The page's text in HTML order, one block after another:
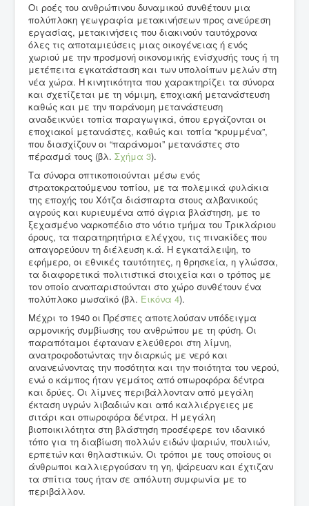
Οι ροές του ανθρώπινου δυναμικού συνθέτουν μια
πολύπλοκη γεωγραφία μετακινήσεων προς ανεύρεση
εργασίας, μετακινήσεις που διακινούν ταυτόχρονα
όλες τις αποταμιεύσεις μιας οικογένειας ή ενός
χωριού με την προσμονή οικονομικής ενίσχυσής τους ή τη
μετέπειτα εγκατάσταση και των υπολοίπων μελών στη
νέα χώρα. Η κινητικότητα που χαρακτηρίζει τα σύνορα
και σχετίζεται με τη νόμιμη, εποχιακή μετανάστευση
καθώς και με την παράνομη μετανάστευση
αναδεικνύει τοπία παραγωγικά, όπου εργάζονται οι
εποχιακοί μετανάστες, καθώς και τοπία “κρυμμένα”,
που διασχίζουν οι “παράνομοι” μετανάστες στο
πέρασμά τους (βλ. Σχήμα 3).
Τα σύνορα οπτικοποιούνται μέσω ενός
στρατοκρατούμενου τοπίου, με τα πολεμικά φυλάκια
της εποχής του Χότζα διάσπαρτα στους αλβανικούς
αγρούς και κυριευμένα από άγρια βλάστηση, με το
ξεχασμένο ναρκοπέδιο στο νότιο τμήμα του Τρικλάριου
όρους, τα παρατηρητήρια ελέγχου, τις πινακίδες που
απαγορεύουν τη διέλευση κ.ά. Η εγκατάλειψη, το
εφήμερο, οι εθνικές ταυτότητες, η θρησκεία, η γλώσσα,
τα διαφορετικά πολιτιστικά στοιχεία και ο τρόπος με
τον οποίο αναπαριστούνται στο χώρο συνθέτουν ένα
πολύπλοκο μωσαϊκό (βλ. Εικόνα 4).
Μέχρι το 1940 οι Πρέσπες αποτελούσαν υπόδειγμα
αρμονικής συμβίωσης του ανθρώπου με τη φύση. Οι
παραπόταμοι έφταναν ελεύθεροι στη λίμνη,
ανατροφοδοτώντας την διαρκώς με νερό και
ανανεώνοντας την ποσότητα και την ποιότητα του νερού,
ενώ ο κάμπος ήταν γεμάτος από οπωροφόρα δέντρα
και δρύες. Οι λίμνες περιβάλλονταν από μεγάλη
έκταση υγρών λιβαδιών και από καλλιέργειες με
σιτάρι και οπωροφόρα δέντρα. Η μεγάλη
βιοποικιλότητα στη βλάστηση προσέφερε τον ιδανικό
τόπο για τη διαβίωση πολλών ειδών ψαριών, πουλιών,
ερπετών και θηλαστικών. Οι τρόποι με τους οποίους οι
άνθρωποι καλλιεργούσαν τη γη, ψάρευαν και έχτιζαν
τα σπίτια τους ήταν σε απόλυτη συμφωνία με το
περιβάλλον.